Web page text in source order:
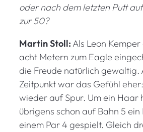
oder nach dem letzten Putt
zur 50?
Martin Stoll: Als Leon Kemper
acht Metern zum Eagle
die Freude natürlich gewaltig.
Zeitpunkt war das Gefühl
wieder auf Spur. Um ein Haar
übrigens schon auf Bahn 5
einem Par 4 gespielt. Gleich